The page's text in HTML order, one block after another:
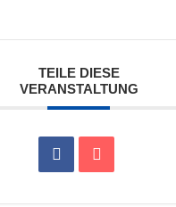
TEILE DIESE
VERANSTALTUNG